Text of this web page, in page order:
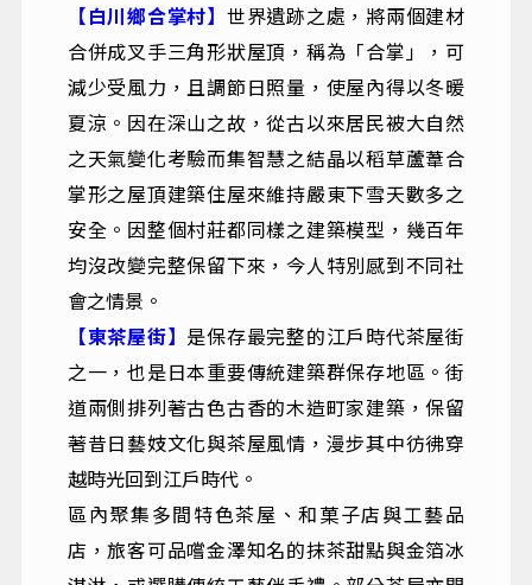
【白川鄉合掌村】 世界遺跡之處，將兩個建材
合併成叉手三角形狀屋頂，稱為「合掌」，可
減少受風力，且調節日照量，使屋內得以冬暖
夏涼。因在深山之故，從古以來居民被大自然
之天氣變化考驗而集智慧之結晶以稻草蘆葦合
掌形之屋頂建築住屋來維持嚴東下雪天數多之
安全。因整個村莊都同樣之建築模型，幾百年
均沒改變完整保留下來，今人特別感到不同社
會之情景。
【東茶屋街】 是保存最完整的江戶時代茶屋街
之一，也是日本重要傳統建築群保存地區。街
道兩側排列著古色古香的木造町家建築，保留
著昔日藝妓文化與茶屋風情，漫步其中彷彿穿
越時光回到江戶時代。
區內聚集多間特色茶屋、和菓子店與工藝品
店，旅客可品嚐金澤知名的抹茶甜點與金箔冰